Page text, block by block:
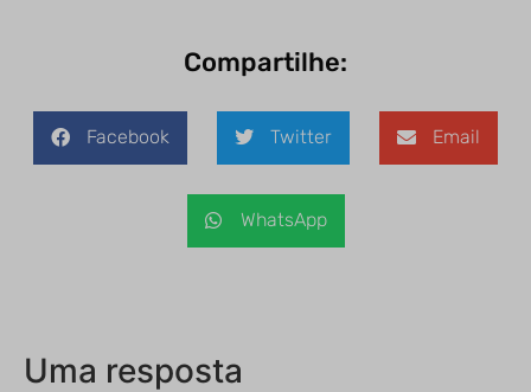
Compartilhe:
Facebook Twitter Email
WhatsApp
Uma resposta